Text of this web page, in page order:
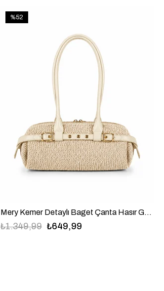
Mery Kemer Detaylı Baget Çanta Hasır Görünümlü Suni Deri Krem
₺649,99
₺1.349,99
%52